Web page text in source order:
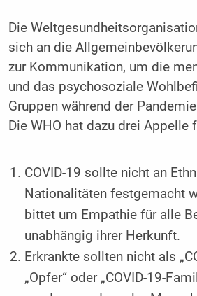
Die
sich an die
zur Kommunikation, um die
und das psychosoziale
Gruppen während der
Die WHO hat dazu drei Appelle
COVID-19 sollte nicht an
Nationalitäten festgemacht
bittet um Empathie für alle
unabhängig ihrer Herkunft.
Erkrankte sollten nicht als
„Opfer“ oder „COVID-19-